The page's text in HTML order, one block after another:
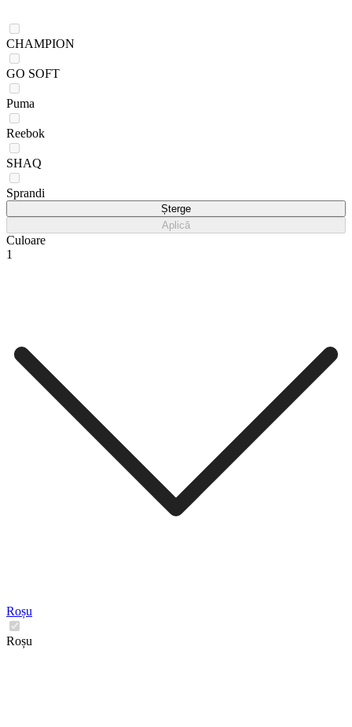
CHAMPION
GO SOFT
Puma
Reebok
SHAQ
Sprandi
Șterge
Aplică
Culoare
1
Roșu
Roșu